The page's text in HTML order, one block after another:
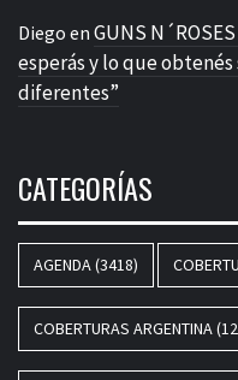
Diego en GUNS
esperás y lo que
diferentes”
CATEGORÍAS
AGENDA(3418)
COBERTURAS ARGENTINA